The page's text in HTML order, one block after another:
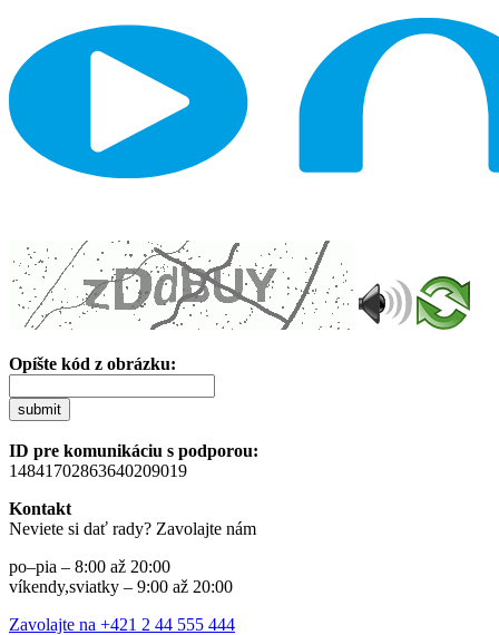
Opíšte kód z obrázku:
submit
ID pre komunikáciu s podporou:
14841702863640209019
Kontakt
Neviete si dať rady? Zavolajte nám
po–pia – 8:00 až 20:00
víkendy,sviatky – 9:00 až 20:00
Zavolajte na +421 2 44 555 444